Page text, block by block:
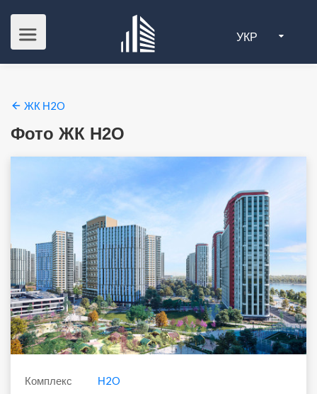
УКР
ЖК Н2O
Фото ЖК Н2O
Комплекс
Н2O